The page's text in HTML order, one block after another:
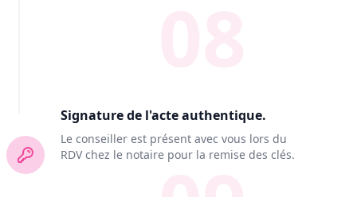
Signature de l'acte authentique.
Le conseiller est présent avec vous lors du
RDV chez le notaire pour la remise des clés.